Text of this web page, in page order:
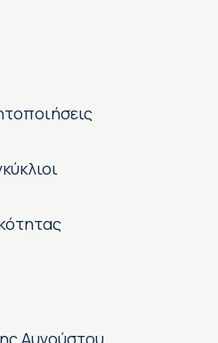
Αυγούστου